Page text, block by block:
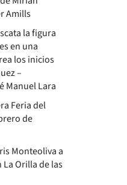
Amills
la figura
en una
los inicios
–
Manuel Lara
Feria del
de
Monteoliva a
La Orilla de las